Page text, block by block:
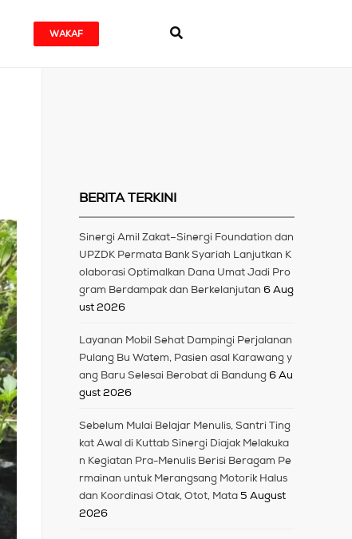
WAKAF
BERITA TERKINI
Sinergi Amil Zakat–Sinergi Foundation dan
UPZDK Permata Bank Syariah Lanjutkan K
olaborasi Optimalkan Dana Umat Jadi Pro
gram Berdampak dan Berkelanjutan 6 Aug
ust 2026
Layanan Mobil Sehat Dampingi Perjalanan
Pulang Bu Watem, Pasien asal Karawang y
ang Baru Selesai Berobat di Bandung 6 Au
gust 2026
Sebelum Mulai Belajar Menulis, Santri Ting
kat Awal di Kuttab Sinergi Diajak Melakuka
n Kegiatan Pra-Menulis Berisi Beragam Pe
rmainan untuk Merangsang Motorik Halus
dan Koordinasi Otak, Otot, Mata 5 August
2026